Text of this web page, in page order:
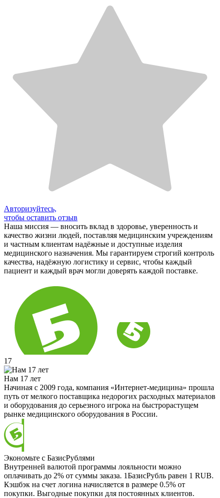
Авторизуйтесь,
чтобы оставить отзыв
Наша миссия — вносить вклад в здоровье, уверенность и
качество жизни людей, поставляя медицинским учреждениям
и частным клиентам надёжные и доступные изделия
медицинского назначения. Мы гарантируем строгий контроль
качества, надёжную логистику и сервис, чтобы каждый
пациент и каждый врач могли доверять каждой поставке.
17
Нам 17 лет
Начиная с 2009 года, компания «Интернет-медицина» прошла
путь от мелкого поставщика недорогих расходных материалов
и оборудования до серьезного игрока на быстрорастущем
рынке медицинского оборудования в России.
Экономьте с БазисРублями
Внутренней валютой программы лояльности можно
оплачивать до 2% от суммы заказа. 1БазисРубль равен 1 RUB.
Кэшбэк на счет логина начисляется в размере 0.5% от
покупки. Выгодные покупки для постоянных клиентов.